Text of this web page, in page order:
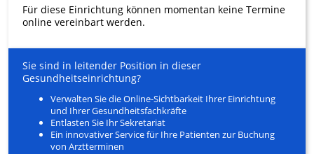
Für diese Einrichtung können momentan keine Termine
online vereinbart werden.
Sie sind in leitender Position in dieser
Gesundheitseinrichtung?
Verwalten Sie die Online-Sichtbarkeit Ihrer Einrichtung
und Ihrer Gesundheitsfachkräfte
Entlasten Sie Ihr Sekretariat
Ein innovativer Service für Ihre Patienten zur Buchung
von Arztterminen